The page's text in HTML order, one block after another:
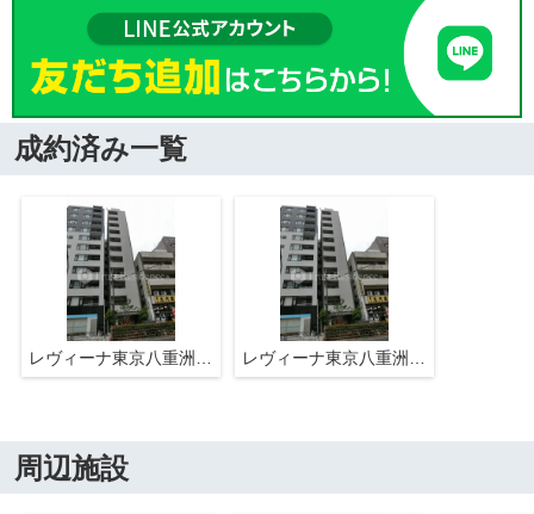
成約済み一覧
レヴィーナ東京八重洲通り レヴィーナ東京八重洲通り
周辺施設